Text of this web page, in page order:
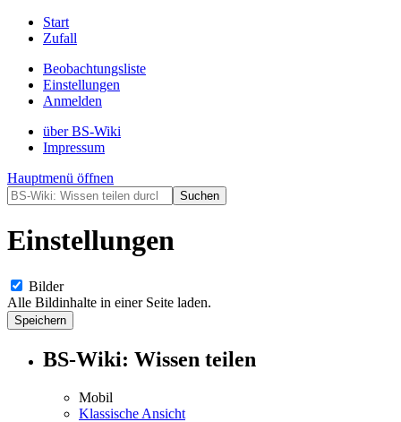
Start
Zufall
Beobachtungsliste
Einstellungen
Anmelden
über BS-Wiki
Impressum
Hauptmenü öffnen
Einstellungen
Bilder
Alle Bildinhalte in einer Seite laden.
BS-Wiki: Wissen teilen
Mobil
Klassische Ansicht